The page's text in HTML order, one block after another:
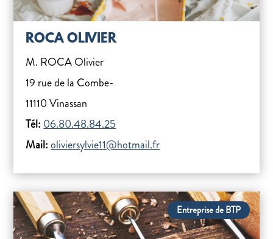
ROCA OLIVIER
M. ROCA Olivier
19 rue de la Combe-
11110 Vinassan
Tél: 06.80.48.84.25
Mail: oliviersylvie11@hotmail.fr
Entreprise de BTP